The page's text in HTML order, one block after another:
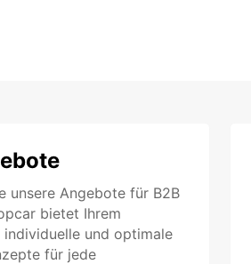
unsere Angebote für B2B
bietet Ihrem
individuelle und optimale
für jede